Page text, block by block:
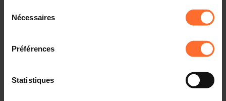
à l’exception des cookies strictement nécessaires au
fonctionnement du site. Une description des différents
cookies est accessible sous l’onglet « Détails » ci-
dessus.
Il est précisé que la navigation sur le site et certaines
fonctionnalités (ex : lecture de vidéos, partage sur les
Nécessaires
Préférences
Statistiques
Project texts